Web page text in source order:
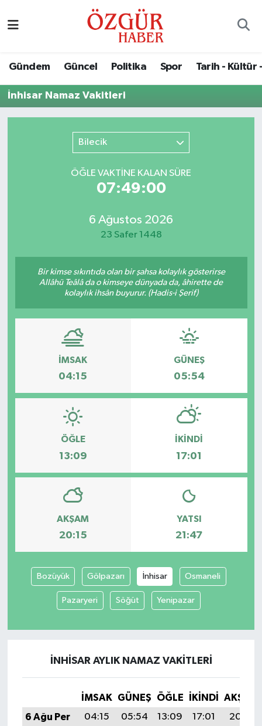
Gündem Güncel Politika Spor Tarih - Kültür
İnhisar Namaz Vakitleri
Bilecik
ÖĞLE VAKTİNE KALAN SÜRE
07:49:00
6 Ağustos 2026
23 Safer 1448
Bir kimse sıkıntıda olan bir şahsa kolaylık gösterirse
Allâhü Teâlâ da o kimseye dünyada da, âhirette de
kolaylık ihsân buyurur. (Hadis-i Şerif)
İMSAK
04:15
GÜNEŞ
05:54
ÖĞLE
13:09
İKINDI
17:01
AKŞAM
20:15
YATSI
21:47
Bozüyük Gölpazarı İnhisar Osmaneli
Pazaryeri Söğüt Yenipazar
İNHISAR AYLIK NAMAZ VAKITLERI
İMSAK GÜNEŞ ÖĞLE İKINDI
AKŞAM
6 Ağu Per
04:15 05:54 13:09 17:01
20:15
Ekonomi
Sağlık
Tarih - Kültür - Sanat - Turizm
Yaşam
Nöbetçi Eczaneler
Trafik Durumu
Tüm Manşetler
Son Dakika Haberleri